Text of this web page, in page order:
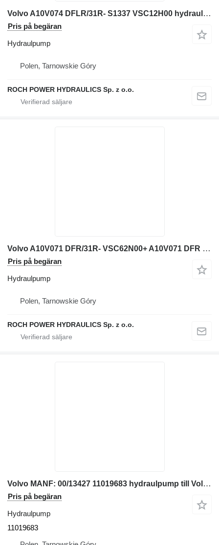
Volvo A10V074 DFLR/31R- S1337 VSC12H00 hydraulpump till Volvo BL70, BL70B, BL71, BL71B grävmaskin
Pris på begäran
Hydraulpump
Polen, Tarnowskie Góry
ROCH POWER HYDRAULICS Sp. z o.o.
Volvo A10V071 DFR/31R- VSC62N00+ A10V071 DFR hydraulpump till Volvo hjullastare
Pris på begäran
Hydraulpump
Polen, Tarnowskie Góry
ROCH POWER HYDRAULICS Sp. z o.o.
Volvo MANF: 00/13427 11019683 hydraulpump till Volvo grävmaskin
Pris på begäran
Hydraulpump
11019683